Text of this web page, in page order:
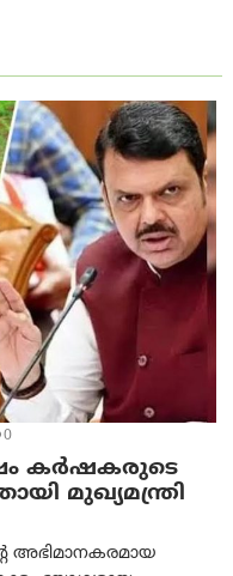
0
കർഷകരുടെ
മുഖ്യമന്ത്രി
അഭിമാനകരമായ